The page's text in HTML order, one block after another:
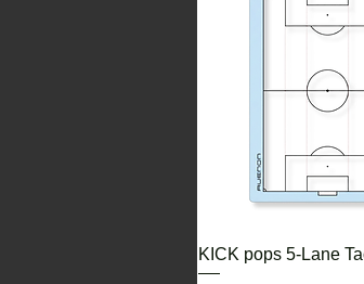
•防水仕様で、
•帝人フロンテ
└ 天然皮革の
└ 動物性原料
※2号球サイズ
🧵 TEIJIN「コ
このボールに
高機能人工皮
再現。クイックビ
KICK pops 5-Lane